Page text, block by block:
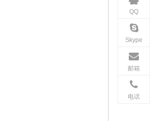
QQ
Skype
邮箱
电话